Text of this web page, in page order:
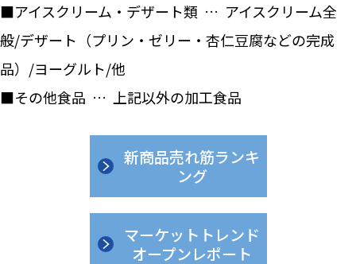
■アイスクリーム・デザート類 … アイスクリーム全
般/デザート（プリン・ゼリー・杏仁豆腐などの完成
品）/ヨーグルト/他
■その他食品 … 上記以外の加工食品
新商品売れ筋ランキ
ング
マーケットトレンド
オープンレポート